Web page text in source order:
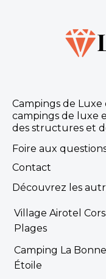
Campings de
campings de luxe
des structures et
Foire aux
Contact
Découvrez les
Village Airotel
Plages
Camping La Bonne
Étoile